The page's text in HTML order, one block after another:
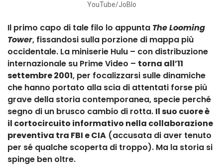
YouTube/JoBlo
Il primo capo di tale filo lo appunta The Looming
Tower, fissandosi sulla porzione di mappa più
occidentale. La miniserie Hulu – con distribuzione
internazionale su Prime Video – torna all’11
settembre 2001, per focalizzarsi sulle dinamiche
che hanno portato alla scia di attentati forse più
grave della storia contemporanea, specie perché
segno di un brusco cambio di rotta. Il suo cuore è
il cortocircuito informativo nella collaborazione
preventiva tra FBI e CIA (accusata di aver tenuto
per sé qualche scoperta di troppo). Ma la storia si
spinge ben oltre.